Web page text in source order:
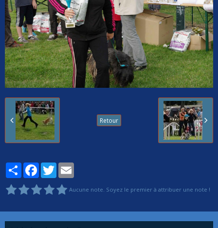
Retour
PartagerFacebook
Twitter
Aucune note. Soyez le premier à attribuer une note !